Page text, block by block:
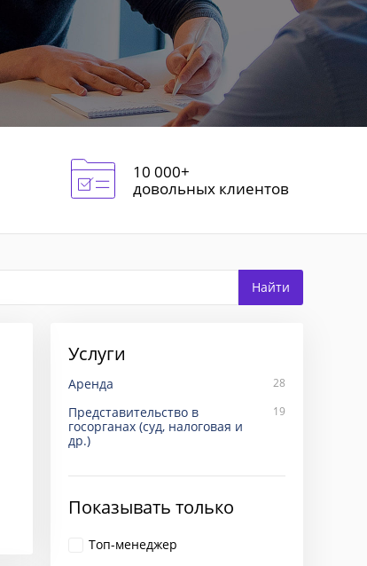
10 000+
довольных клиентов
Услуги
Аренда 28
Представительство в
госорганах (суд, налоговая и
др.)
19
Показывать только
Топ-менеджер